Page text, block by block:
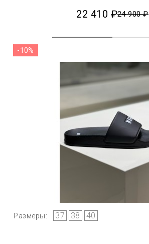
22 410 ₽24 900 ₽
Размеры: 37 38 40
-10%